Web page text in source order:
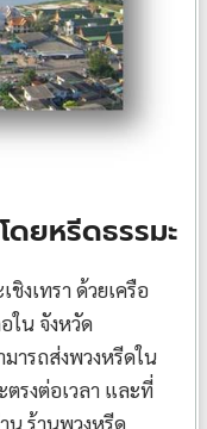
ดยหรีดธรรมะ
งเทรา ด้วยเครือ
ใน จังหวัด
มารถส่งพวงหรีดใน
ตรงต่อเวลา และที่
ร้านพวงหรีด